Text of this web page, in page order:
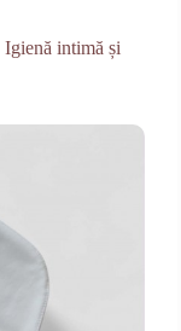
Igienă intimă și